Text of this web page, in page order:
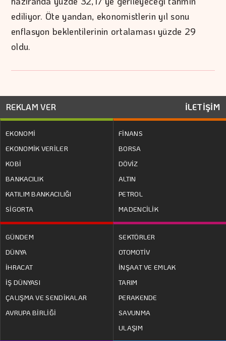
ediliyor. Öte yandan, ekonomistlerin yıl sonu
enflasyon beklentilerinin ortalaması yüzde 29
oldu.
REKLAM VER İLETİŞİM
EKONOMİ
EKONOMİK VERİLER
KOBİ
BANKACILIK
KATILIM BANKACILIĞI
SİGORTA
FİNANS
BORSA
DÖVİZ
ALTIN
PETROL
MADENCİLİK
GÜNDEM
DÜNYA
İHRACAT
İŞ DÜNYASI
ÇALIŞMA VE SENDİKALAR
AVRUPA BİRLİĞİ
SEKTÖRLER
OTOMOTİV
İNŞAAT VE EMLAK
TARIM
PERAKENDE
SAVUNMA
ULAŞIM